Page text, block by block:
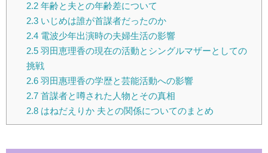
2.2年齢と夫との年齢差について
2.3いじめは誰が首謀者だったのか
2.4電波少年出演時の夫婦生活の影響
2.5羽田恵理香の現在の活動とシングルマザーとしての
挑戦
2.6羽田惠理香の学歴と芸能活動への影響
2.7首謀者と噂された人物とその真相
2.8はねだえりか 夫との関係についてのまとめ